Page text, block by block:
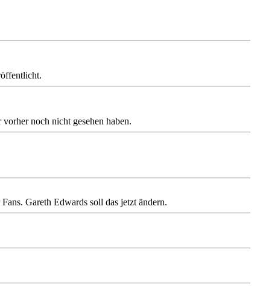
noch nicht gesehen haben.
Gareth Edwards soll das jetzt ändern.